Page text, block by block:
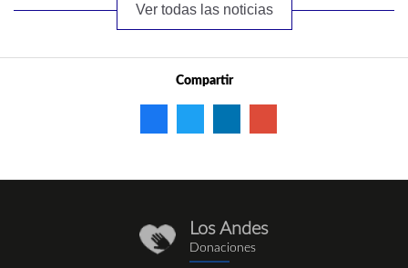
Ver todas las noticias
Compartir
donaciones_1.png
Los Andes
Donaciones